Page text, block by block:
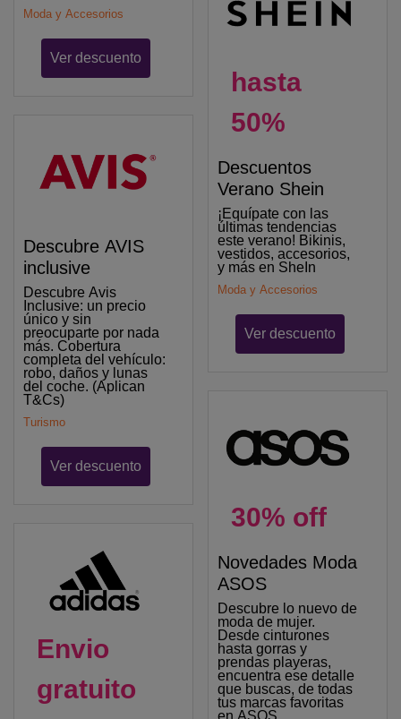
Moda y Accesorios
Ver descuento
Descubre AVIS
inclusive
Descubre Avis
Inclusive: un precio
único y sin
preocuparte por nada
más. Cobertura
completa del vehículo:
robo, daños y lunas
del coche. (Aplican
T&Cs)
Turismo
Ver descuento
Envio
gratuito
hasta
50%
Descuentos
Verano Shein
¡Equípate con las
últimas tendencias
este verano! Bikinis,
vestidos, accesorios,
y más en SheIn
Moda y Accesorios
Ver descuento
30% off
Novedades Moda
ASOS
Descubre lo nuevo de
moda de mujer.
Desde cinturones
hasta gorras y
prendas playeras,
encuentra ese detalle
que buscas, de todas
tus marcas favoritas
en ASOS